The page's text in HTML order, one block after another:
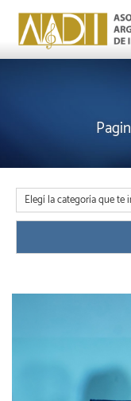
Elegí la categoría que te